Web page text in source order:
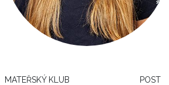
MATEŘSKÝ KLUB POST